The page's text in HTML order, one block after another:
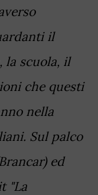
il
la scuola, il
che questi
nella
Sul palco
ed
"La